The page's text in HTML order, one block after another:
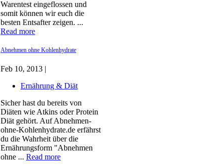
Warentest eingeflossen und
somit können wir euch die
besten Entsafter zeigen. ...
Read more
Abnehmen ohne Kohlenhydrate
Feb 10, 2013 |
Ernährung & Diät
Sicher hast du bereits von
Diäten wie Atkins oder Protein
Diät gehört. Auf Abnehmen-
ohne-Kohlenhydrate.de erfährst
du die Wahrheit über die
Ernährungsform "Abnehmen
ohne ... Read more